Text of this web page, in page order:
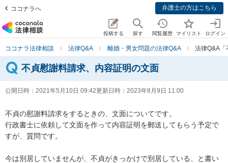
ココナラへ 弁護士の方はこちら
投稿する 探す 閲覧履歴 マイリスト ログイン
ココナラ法律相談 法律Q&A 離婚・男女問題の法律Q&A 法律Q&A「
不貞慰謝料請求、内容証明の文面
公開日時： 2021年5月10日 09:42更新日時： 2023年8月9日 11:00
不貞の慰謝料請求をするときの、文面についてです。
行政書士に依頼して文面を作って内容証明を郵送してもらう予定で
すが、質問です。
今は別居していませんが、不貞がきっかけで別居している、と書い